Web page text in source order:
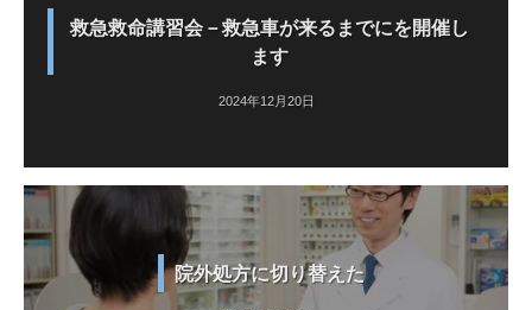
救急救命講習会－救急車が来るまでにを開催し
ます
2024年12月20日
院外処方に切り替えた